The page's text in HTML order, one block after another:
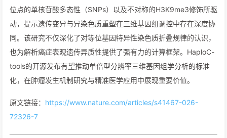
位点的单核苷酸多态性（SNPs）以及不对称的H3K9me3修饰所驱
动，提示遗传变异与异染色质重塑在三维基因组调控中存在深度协
同。该研究不仅深化了对等位基因特异性染色质折叠规律的认识，
也为解析癌症表观遗传异质性提供了强有力的计算框架。HaploC-
tools的开源发布有望推动单倍型分辨率三维基因组学分析的标准
化，在肿瘤发生机制研究与精准医学应用中展现重要价值。
原文链接： https://www.nature.com/articles/s41467-026-
72326-7